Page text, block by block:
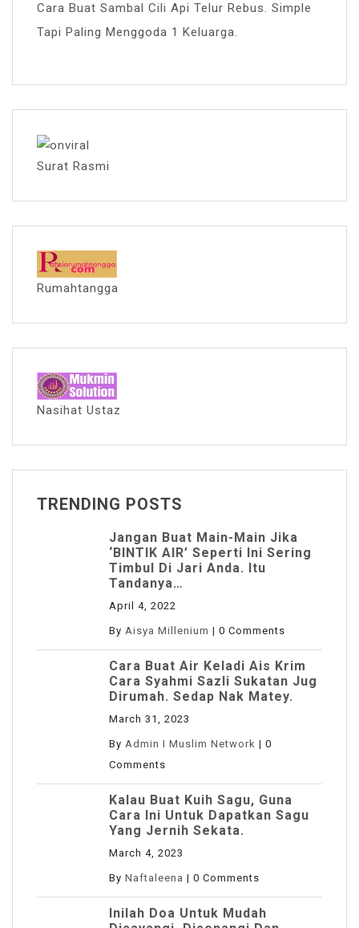
Cara Buat Sambal Cili Api Telur Rebus. Simple
Tapi Paling Menggoda 1 Keluarga.
Surat Rasmi
Rumahtangga
Nasihat Ustaz
TRENDING POSTS
Jangan Buat Main-Main Jika
‘BINTIK AIR’ Seperti Ini Sering
Timbul Di Jari Anda. Itu
Tandanya…
April 4, 2022
By Aisya Millenium | 0 Comments
Cara Buat Air Keladi Ais Krim
Cara Syahmi Sazli Sukatan Jug
Dirumah. Sedap Nak Matey.
March 31, 2023
By Admin I Muslim Network | 0
Comments
Kalau Buat Kuih Sagu, Guna
Cara Ini Untuk Dapatkan Sagu
Yang Jernih Sekata.
March 4, 2023
By Naftaleena | 0 Comments
Inilah Doa Untuk Mudah